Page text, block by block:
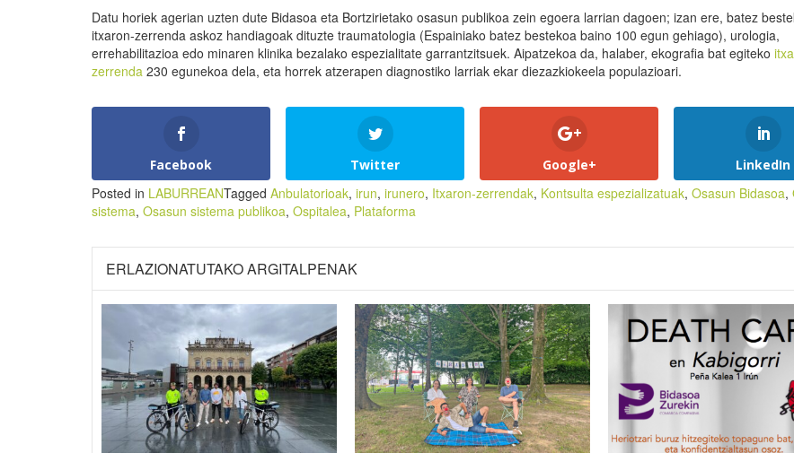
Datu horiek agerian uzten dute Bidasoa eta Bortzirietako osasun publikoa zein egoera larrian dagoen; izan ere, batez
itxaron-zerrenda askoz handiagoak dituzte traumatologia (Espainiako batez bestekoa baino 100 egun gehiago), urologia,
errehabilitazioa edo minaren klinika bezalako espezialitate garrantzitsuek. Aipatzekoa da, halaber, ekografia bat egiteko
zerrenda 230 egunekoa dela, eta horrek atzerapen diagnostiko larriak ekar diezazkiokeela populazioari.
Facebook Twitter Google+ LinkedIn
Posted in LABURREANTagged Anbulatorioak, irun, irunero, Itxaron-zerrendak, Kontsulta espezializatuak, Osasun Bidasoa,
sistema, Osasun sistema publikoa, Ospitalea, Plataforma
ERLAZIONATUTAKO ARGITALPENAK